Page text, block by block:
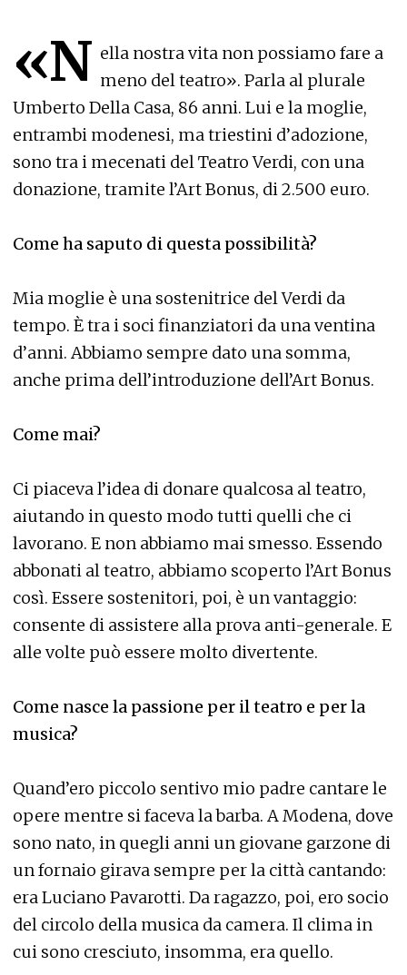
«N ella nostra vita non possiamo fare a
meno del teatro». Parla al plurale
Umberto Della Casa, 86 anni. Lui e la moglie,
entrambi modenesi, ma triestini d’adozione,
sono tra i mecenati del Teatro Verdi, con una
donazione, tramite l’Art Bonus, di 2.500 euro.
Come ha saputo di questa possibilità?
Mia moglie è una sostenitrice del Verdi da
tempo. È tra i soci finanziatori da una ventina
d’anni. Abbiamo sempre dato una somma,
anche prima dell’introduzione dell’Art Bonus.
Come mai?
Ci piaceva l’idea di donare qualcosa al teatro,
aiutando in questo modo tutti quelli che ci
lavorano. E non abbiamo mai smesso. Essendo
abbonati al teatro, abbiamo scoperto l’Art Bonus
così. Essere sostenitori, poi, è un vantaggio:
consente di assistere alla prova anti-generale. E
alle volte può essere molto divertente.
Come nasce la passione per il teatro e per la
musica?
Quand’ero piccolo sentivo mio padre cantare le
opere mentre si faceva la barba. A Modena, dove
sono nato, in quegli anni un giovane garzone di
un fornaio girava sempre per la città cantando:
era Luciano Pavarotti. Da ragazzo, poi, ero socio
del circolo della musica da camera. Il clima in
cui sono cresciuto, insomma, era quello.